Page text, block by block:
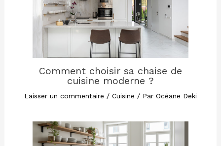
Comment choisir sa chaise de
cuisine moderne ?
Laisser un commentaire / Cuisine / Par Océane Deki